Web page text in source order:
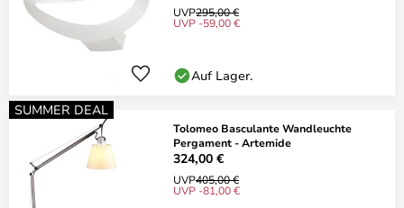
UVP295,00 €
UVP -59,00 €
Auf Lager.
SUMMER DEAL
Tolomeo Basculante Wandleuchte
Pergament - Artemide
324,00 €
UVP405,00 €
UVP -81,00 €